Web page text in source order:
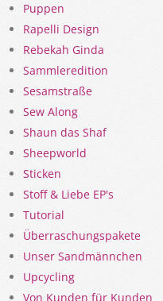
Puppen
Rapelli Design
Rebekah Ginda
Sammleredition
Sesamstraße
Sew Along
Shaun das Shaf
Sheepworld
Sticken
Stoff & Liebe EP's
Tutorial
Überraschungspakete
Unser Sandmännchen
Upcycling
Von Kunden für Kunden